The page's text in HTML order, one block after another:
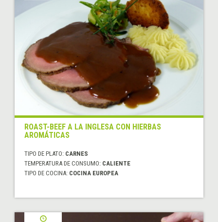
ROAST-BEEF A LA INGLESA CON HIERBAS
AROMÁTICAS
TIPO DE PLATO: CARNES
TEMPERATURA DE CONSUMO: CALIENTE
TIPO DE COCINA: COCINA EUROPEA